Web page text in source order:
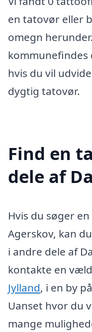
en tatovør eller
omegn
hvis du vil
dygtig tatovør.
Find en
dele af
Hvis du søger
Agerskov, kan
i andre dele af
kontakte en
Jylland, i en by på
Uanset hvor du
mange